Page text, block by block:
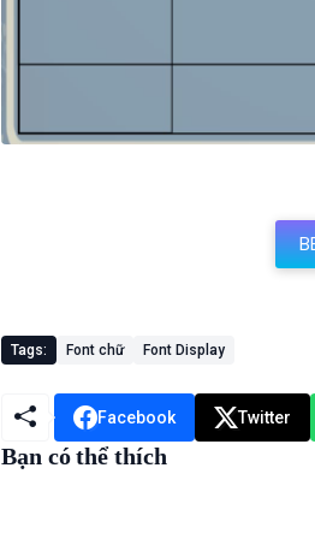
Tags: Font chữ Font Display
Facebook Twitter
Bạn có thể thích